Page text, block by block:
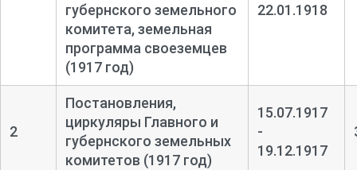
губернского земельного
комитета, земельная
программа своеземцев
(1917 год)
22.01.1918
2
Постановления,
циркуляры Главного и
губернского земельных
комитетов (1917 год)
15.07.1917
-
19.12.1917